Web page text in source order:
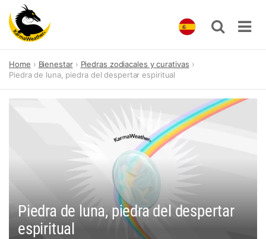
content
Home Bienestar
Piedras zodiacales y curativas
Piedra de luna, piedra del despertar espiritual
Piedra de luna, piedra del despertar
espiritual